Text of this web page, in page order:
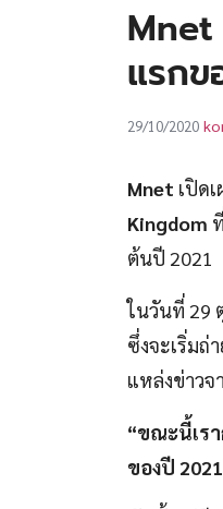
Mnet
แรกข
29/10/2020
Mnet เปิด
Kingdom
ต้นปี 2021
ในวันที่ 29
ซึ่งจะเริ่มถ่
แหล่งข่าวจ
“ขณะนี้เร
ของปี